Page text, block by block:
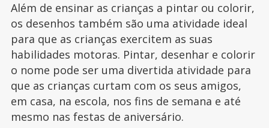
Além de ensinar as crianças a pintar ou colorir,
os desenhos também são uma atividade ideal
para que as crianças exercitem as suas
habilidades motoras. Pintar, desenhar e colorir
o nome pode ser uma divertida atividade para
que as crianças curtam com os seus amigos,
em casa, na escola, nos fins de semana e até
mesmo nas festas de aniversário.